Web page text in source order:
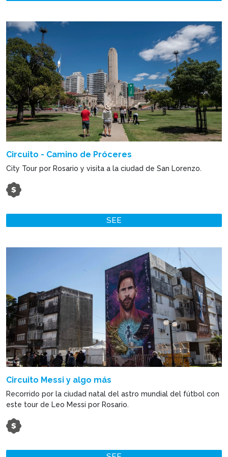
Circuito - Camino de Próceres
City Tour por Rosario y visita a la ciudad de San Lorenzo.
SEE
Circuito Messi y algo más
Recorrido por la ciudad natal del astro mundial del fútbol con
este tour de Leo Messi por Rosario.